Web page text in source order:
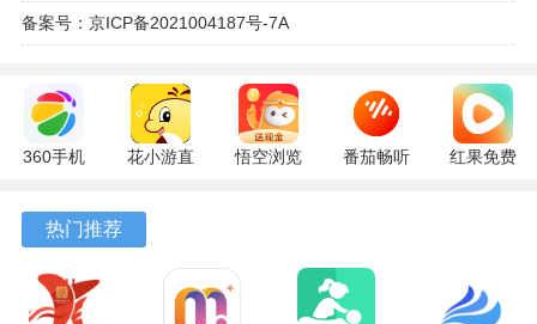
4、惜食魔法袋激发和孕育惜食精神，让天下没有浪费的粮食
备案号：京ICP备2021004187号-7A
360手机
10.13.27
最新版
花小游直
17.9.56
悟空浏览
番茄畅听
红果免费
热门推荐